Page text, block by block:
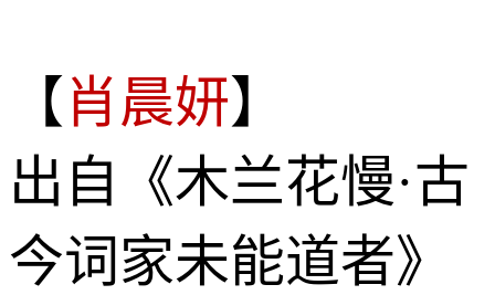
【 肖晨妍】
出自《木兰花慢·古
今词家未能道者》